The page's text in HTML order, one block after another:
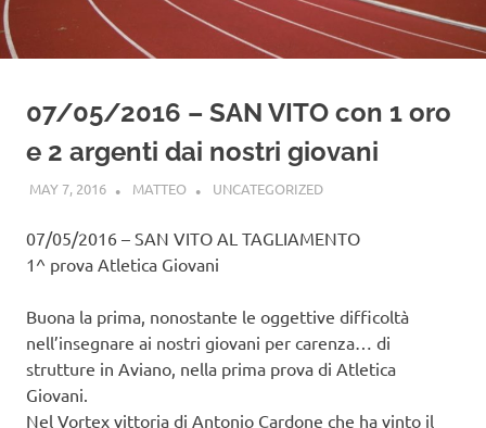
07/05/2016 – SAN VITO con 1 oro
e 2 argenti dai nostri giovani
MAY 7, 2016 MATTEO UNCATEGORIZED
07/05/2016 – SAN VITO AL TAGLIAMENTO
1^ prova Atletica Giovani
Buona la prima, nonostante le oggettive difficoltà
nell’insegnare ai nostri giovani per carenza… di
strutture in Aviano, nella prima prova di Atletica
Giovani.
Nel Vortex vittoria di Antonio Cardone che ha vinto il